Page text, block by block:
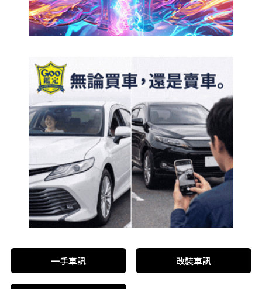
一手車訊 改裝車訊